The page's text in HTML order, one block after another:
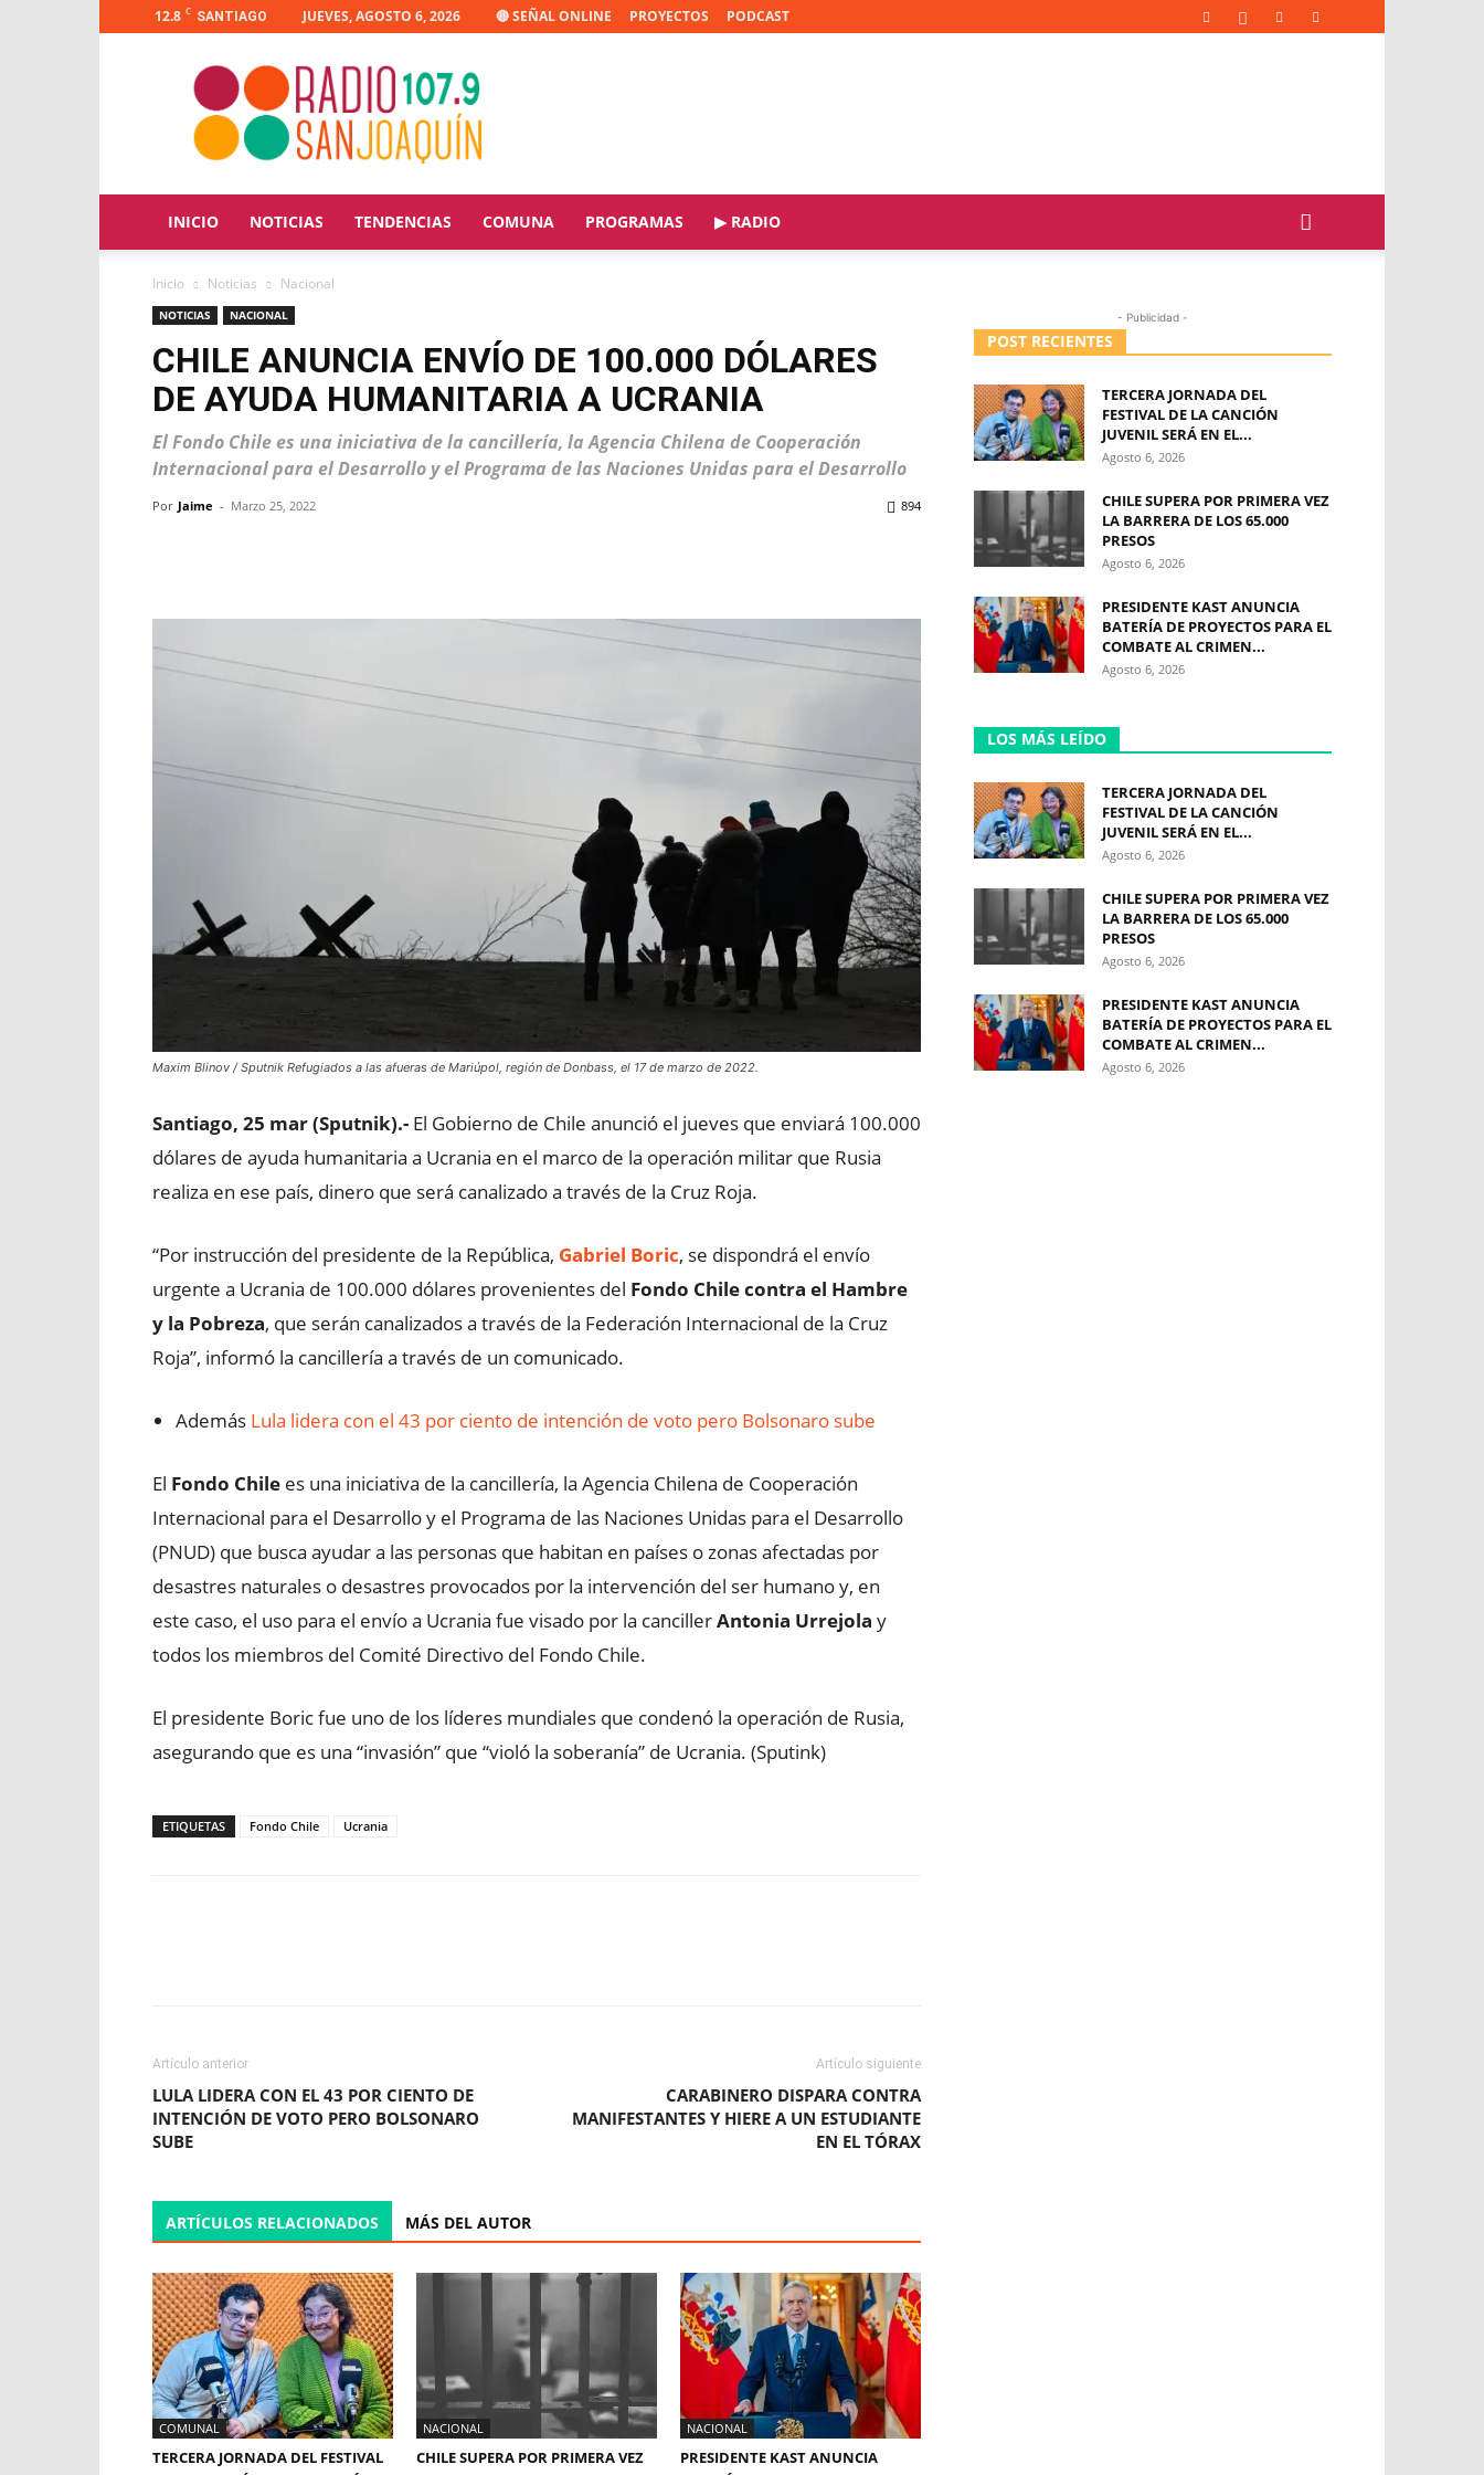
12.8 C SANTIAGO JUEVES, AGOSTO 6, 2026 🔴 SEÑAL ONLINE PROYECTOS PODCAST
Radio
Joaquín
INICIO NOTICIAS TENDENCIAS COMUNA PROGRAMAS ▶ RADIO
Inicio Noticias Nacional
NOTICIAS NACIONAL
CHILE ANUNCIA ENVÍO DE 100.000 DÓLARES
DE AYUDA HUMANITARIA A UCRANIA
El Fondo Chile es una iniciativa de la cancillería, la Agencia Chilena de Cooperación
Internacional para el Desarrollo y el Programa de las Naciones Unidas para el Desarrollo
Por Jaime - Marzo 25, 2022 894
Maxim Blinov / Sputnik Refugiados a las afueras de Mariúpol, región de Donbass, el 17 de marzo de 2022.
Santiago, 25 mar (Sputnik).- El Gobierno de Chile anunció el jueves que enviará 100.000
dólares de ayuda humanitaria a Ucrania en el marco de la operación militar que Rusia
realiza en ese país, dinero que será canalizado a través de la Cruz Roja.
“Por instrucción del presidente de la República, Gabriel Boric, se dispondrá el envío
urgente a Ucrania de 100.000 dólares provenientes del Fondo Chile contra el Hambre
y la Pobreza, que serán canalizados a través de la Federación Internacional de la Cruz
Roja”, informó la cancillería a través de un comunicado.
Además Lula lidera con el 43 por ciento de intención de voto pero Bolsonaro sube
El Fondo Chile es una iniciativa de la cancillería, la Agencia Chilena de Cooperación
Internacional para el Desarrollo y el Programa de las Naciones Unidas para el Desarrollo
(PNUD) que busca ayudar a las personas que habitan en países o zonas afectadas por
desastres naturales o desastres provocados por la intervención del ser humano y, en
este caso, el uso para el envío a Ucrania fue visado por la cancillerAntonia Urrejola y
todos los miembros del Comité Directivo del Fondo Chile.
El presidente Boric fue uno de los líderes mundiales que condenó la operación de Rusia,
asegurando que es una “invasión” que “violó la soberanía” de Ucrania. (Sputink)
ETIQUETAS Fondo Chile Ucrania
Artículo anterior
LULA LIDERA CON EL 43 POR CIENTO DE
INTENCIÓN DE VOTO PERO BOLSONARO
SUBE
Artículo siguiente
CARABINERO DISPARA CONTRA
MANIFESTANTES Y HIERE A UN ESTUDIANTE
EN EL TÓRAX
ARTÍCULOS RELACIONADOS MÁS DEL AUTOR
COMUNAL
TERCERA JORNADA DEL FESTIVAL
NACIONAL
CHILE SUPERA POR PRIMERA VEZ
NACIONAL
PRESIDENTE KAST ANUNCIA
- Publicidad -
POST RECIENTES
TERCERA JORNADA DEL
FESTIVAL DE LA CANCIÓN
JUVENIL SERÁ EN EL...
Agosto 6, 2026
CHILE SUPERA POR PRIMERA VEZ
LA BARRERA DE LOS 65.000
PRESOS
Agosto 6, 2026
PRESIDENTE KAST ANUNCIA
BATERÍA DE PROYECTOS PARA EL
COMBATE AL CRIMEN...
Agosto 6, 2026
LOS MÁS LEÍDO
TERCERA JORNADA DEL
FESTIVAL DE LA CANCIÓN
JUVENIL SERÁ EN EL...
Agosto 6, 2026
CHILE SUPERA POR PRIMERA VEZ
LA BARRERA DE LOS 65.000
PRESOS
Agosto 6, 2026
PRESIDENTE KAST ANUNCIA
BATERÍA DE PROYECTOS PARA EL
COMBATE AL CRIMEN...
Agosto 6, 2026